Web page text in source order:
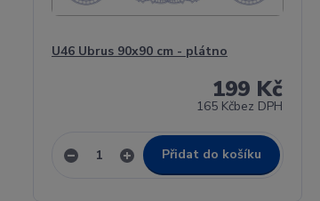
U46 Ubrus 90x90 cm - plátno
199 Kč
165 Kčbez DPH
Přidat do košíku